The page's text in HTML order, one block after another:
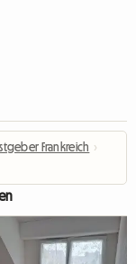
Frankreich ›